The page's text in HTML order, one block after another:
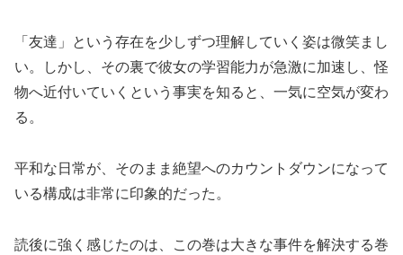
「友達」という存在を少しずつ理解していく姿は微笑まし
い。しかし、その裏で彼女の学習能力が急激に加速し、怪
物へ近付いていくという事実を知ると、一気に空気が変わ
る。
平和な日常が、そのまま絶望へのカウントダウンになって
いる構成は非常に印象的だった。
読後に強く感じたのは、この巻は大きな事件を解決する巻